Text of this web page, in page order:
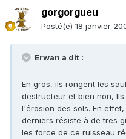
gorgorgueu
Posté(e) 18 janvier
Erwan a dit :
En gros, ils rongent les
destructeur et bien non,
l'érosion des sols. En
derniers résiste à de tres
les force de ce ruisseau